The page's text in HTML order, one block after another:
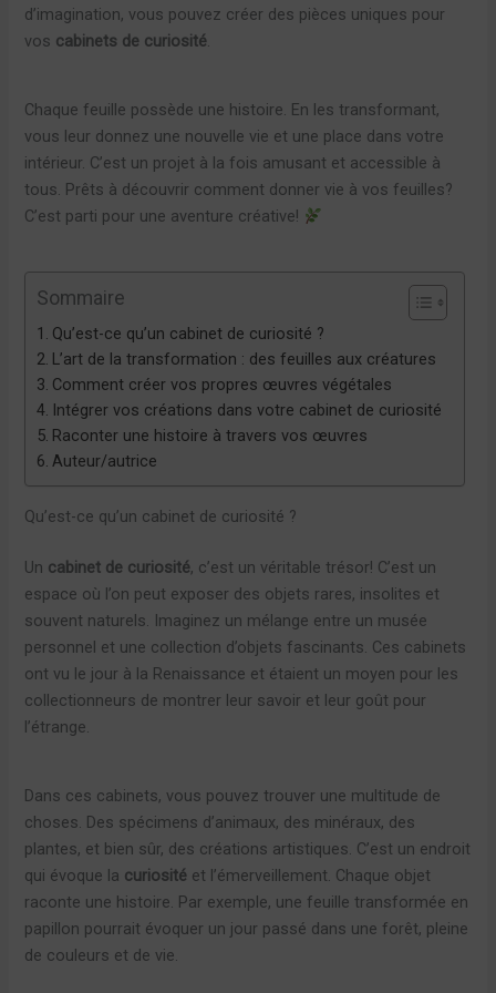
d’imagination, vous pouvez créer des pièces uniques pour
vos cabinets de curiosité.
Chaque feuille possède une histoire. En les transformant,
vous leur donnez une nouvelle vie et une place dans votre
intérieur. C’est un projet à la fois amusant et accessible à
tous. Prêts à découvrir comment donner vie à vos feuilles?
C’est parti pour une aventure créative!
Sommaire
Qu’est-ce qu’un cabinet de curiosité ?
L’art de la transformation : des feuilles aux créatures
Comment créer vos propres œuvres végétales
Intégrer vos créations dans votre cabinet de curiosité
Raconter une histoire à travers vos œuvres
Auteur/autrice
Qu’est-ce qu’un cabinet de curiosité ?
Un cabinet de curiosité, c’est un véritable trésor! C’est un
espace où l’on peut exposer des objets rares, insolites et
souvent naturels. Imaginez un mélange entre un musée
personnel et une collection d’objets fascinants. Ces cabinets
ont vu le jour à la Renaissance et étaient un moyen pour les
collectionneurs de montrer leur savoir et leur goût pour
l’étrange.
Dans ces cabinets, vous pouvez trouver une multitude de
choses. Des spécimens d’animaux, des minéraux, des
plantes, et bien sûr, des créations artistiques. C’est un endroit
qui évoque la curiosité et l’émerveillement. Chaque objet
raconte une histoire. Par exemple, une feuille transformée en
papillon pourrait évoquer un jour passé dans une forêt, pleine
de couleurs et de vie.